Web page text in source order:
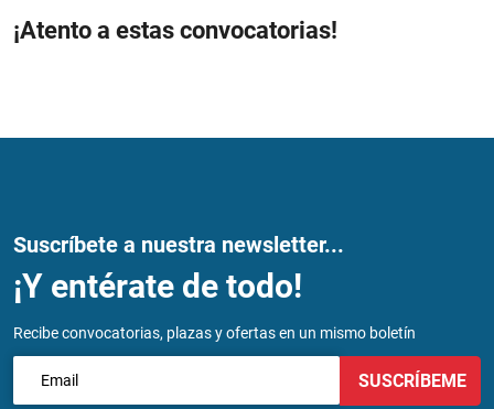
¡Atento a estas convocatorias!
Suscríbete a nuestra newsletter...
¡Y entérate de todo!
Recibe convocatorias, plazas y ofertas en un mismo boletín
SUSCRÍBEME